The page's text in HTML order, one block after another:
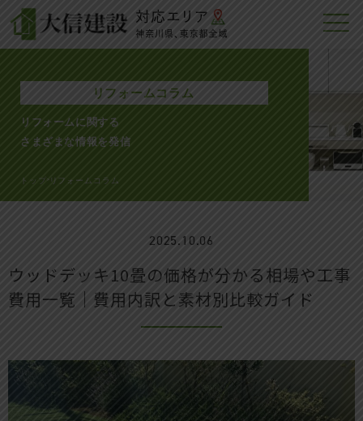
リフォームコラム
リフォームに関する
さまざまな情報を発信
トップ >リフォームコラム
2025.10.06
ウッドデッキ10畳の価格が分かる相場や工事
費用一覧｜費用内訳と素材別比較ガイド